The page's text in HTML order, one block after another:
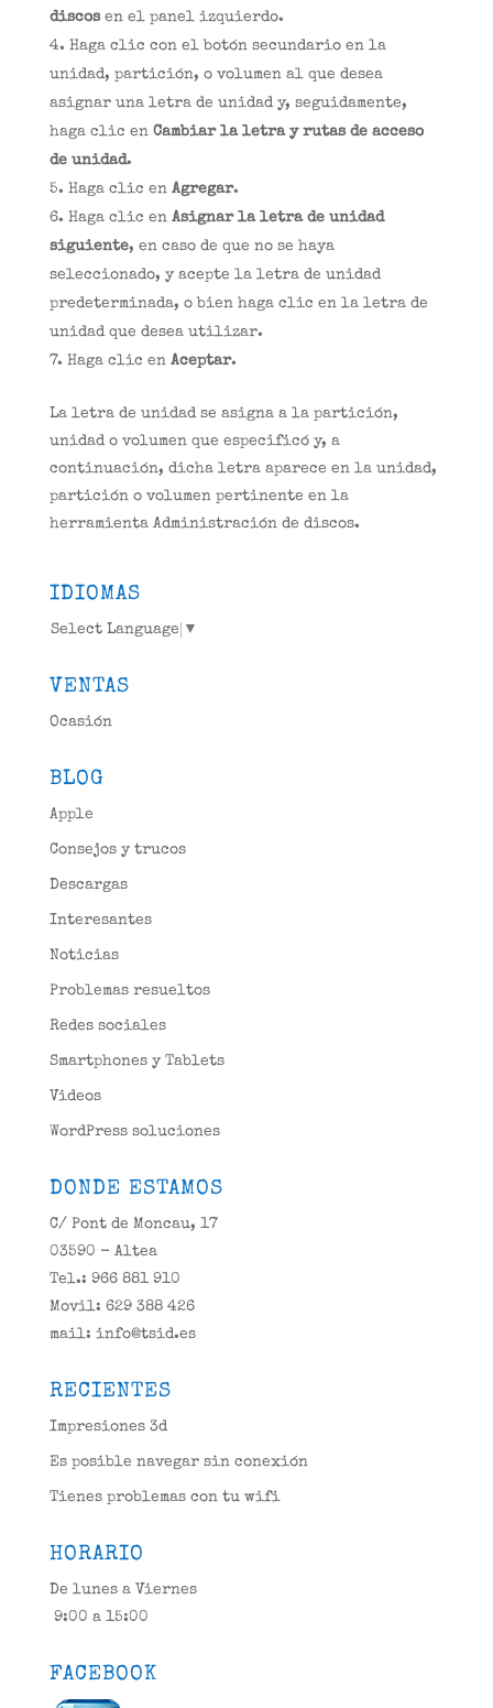
discosen el panel izquierdo.
Haga clic con el botón secundario en la
unidad, partición, o volumen al que desea
asignar una letra de unidad y, seguidamente,
haga clic en Cambiar la letra y rutas de acceso
de unidad.
Haga clic en Agregar.
Haga clic en Asignar la letra de unidad
siguiente, en caso de que no se haya
seleccionado, y acepte la letra de unidad
predeterminada, o bien haga clic en la letra de
unidad que desea utilizar.
Haga clic en Aceptar.
La letra de unidad se asigna a la partición,
unidad o volumen que especificó y, a
continuación, dicha letra aparece en la unidad,
partición o volumen pertinente en la
herramienta Administración de discos.
IDIOMAS
Select Language ▼
VENTAS
Ocasión
BLOG
Apple
Consejos y trucos
Descargas
Interesantes
Noticias
Problemas resueltos
Redes sociales
Smartphones y Tablets
Videos
WordPress soluciones
DONDE ESTAMOS
C/ Pont de Moncau, 17
03590 - Altea
Tel.: 966 881 910
Movil: 629 388 426
mail: info@tsid.es
RECIENTES
Impresiones 3d
Es posible navegar sin conexión
Tienes problemas con tu wifi
HORARIO
De lunes a Viernes
9:00 a 15:00
FACEBOOK